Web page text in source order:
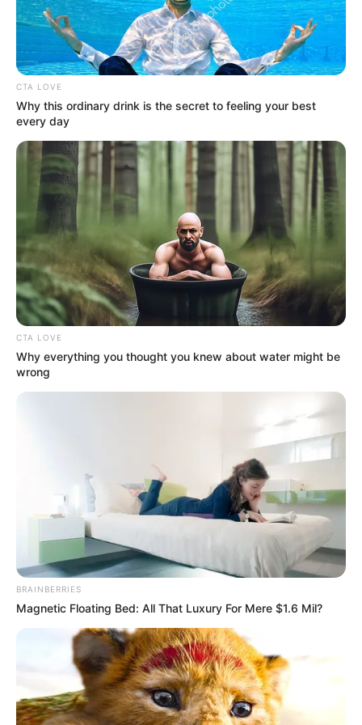
Imagen suministrada
Por: Paula Rodríguez
Octubre 1, 2024
COMPARTIR
UNIRSE AL CANAL DE WHATSAPP
inicio de las sesiones ordinarias en el Concejo
Municipal de Ibagué, los concejales han comenzado a
pronunciarse sobre las solicitudes que presentará la
alcaldesa Johana Aranda. Una de las iniciativas más
destacadas es elredireccionamiento de los recursos
destinados al fallido proyecto del Puente de la 60 , una
decisión que ha generado opiniones diversas pero
El concejal Giovanny Martínezha manifestado su total
apoyo a esta propuesta de la mandataria, a pesar de que
en un principio esperaba la ejecución de la obra, que,
según él, habría mejorado la movilidad en la ciudad. “
vez tomó la decisión quien tiene el bolígrafo; quien tiene
las riendas de Ibagué dirige los recursos hacia obras más
CTA LOVE
Why this ordinary drink is the secret to feeling your best
every day
CTA LOVE
Why everything you thought you knew about water might be
wrong
BRAINBERRIES
Magnetic Floating Bed: All That Luxury For Mere $1.6 Mil?